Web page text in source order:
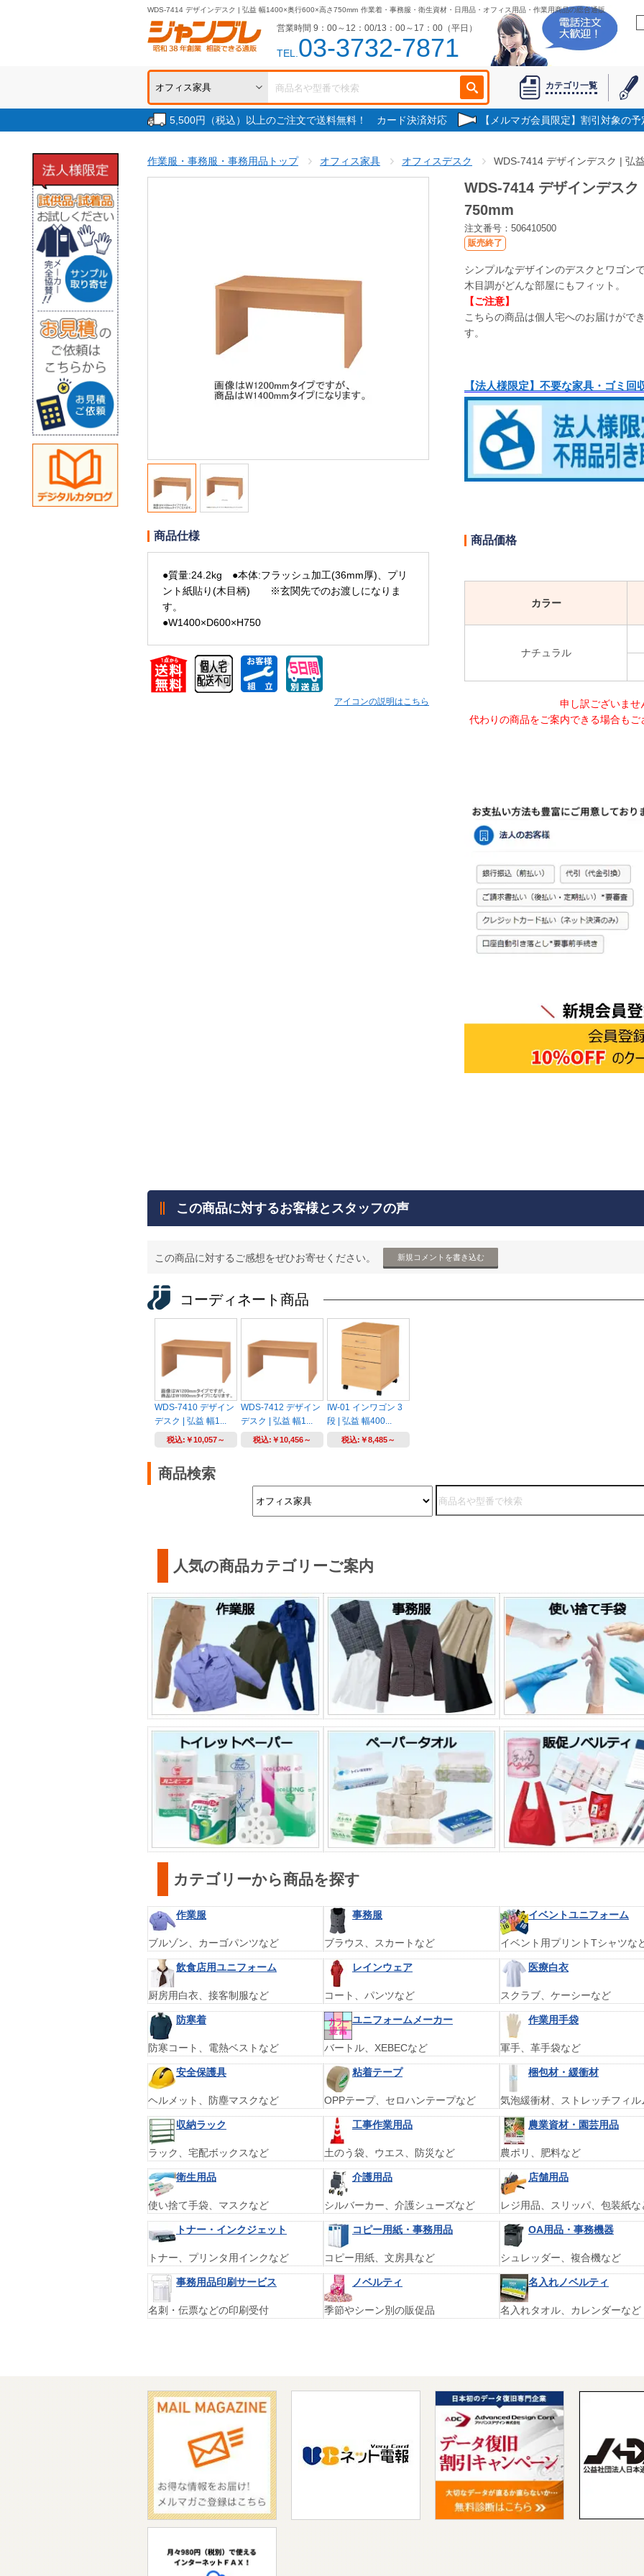
WDS-7414 デザインデスク | 弘益 幅1400×奥行600×高さ750mm 作業着・事務服・衛生資材・日用品・オフィス用品・作業用商品の総合通販
営業時間 9：00～12：00/13：00～17：00（平日）
TEL.03-3732-7871
カテゴリ一覧
5,500円（税込）以上のご注文で送料無料！ カード決済対応 【メルマガ会員限定】割引対象の
作業服・事務服・事務用品トップ オフィス家具 オフィスデスク WDS-7414 デザインデスク | 弘
商品仕様
●質量:24.2kg ●本体:フラッシュ加工(36mm厚)、プリ
ント紙貼り(木目柄) ※玄関先でのお渡しになりま
す。
●W1400×D600×H750
アイコンの説明はこちら
WDS-7414 デザインデス
750mm
注文番号：506410500
販売終了
シンプルなデザインのデスクとワゴン
木目調がどんな部屋にもフィット。
【ご注意】
こちらの商品は個人宅へのお届けがで
す。
【法人様限定】不要な家具・ゴミ回
商品価格
カラー
ナチュラル
申し訳ございませ
代わりの商品をご案内できる場合も
この商品に対するお客様とスタッフの声
この商品に対するご感想をぜひお寄せください。 新規コメントを書き込む
コーディネート商品
WDS-7410 デザイン
デスク | 弘益 幅1...
税込: ￥10,057～
WDS-7412 デザイン
デスク | 弘益 幅1...
税込: ￥10,456～
IW-01 インワゴン 3
段 | 弘益 幅400...
税込: ￥8,485～
商品検索
人気の商品カテゴリーご案内
カテゴリーから商品を探す
作業服
ブルゾン、カーゴパンツなど
事務服
ブラウス、スカートなど
イベントユニフォーム
イベント用プリントTシャツな
飲食店用ユニフォーム
厨房用白衣、接客制服など
レインウェア
コート、パンツなど
医療白衣
スクラブ、ケーシーなど
防寒着
防寒コート、電熱ベストなど
ユニフォームメーカー
バートル、XEBECなど
作業用手袋
軍手、革手袋など
安全保護具
ヘルメット、防塵マスクなど
粘着テープ
OPPテープ、セロハンテープなど
梱包材・緩衝材
気泡緩衝材、ストレッチフィル
収納ラック
ラック、宅配ボックスなど
工事作業用品
土のう袋、ウエス、防災など
農業資材・園芸用品
農ポリ、肥料など
衛生用品
使い捨て手袋、マスクなど
介護用品
シルバーカー、介護シューズなど
店舗用品
レジ用品、スリッパ、包装紙な
トナー・インクジェット
トナー、プリンタ用インクなど
コピー用紙・事務用品
コピー用紙、文房具など
OA用品・事務機器
シュレッダー、複合機など
事務用品印刷サービス
名刺・伝票などの印刷受付
ノベルティ
季節やシーン別の販促品
名入れノベルティ
名入れタオル、カレンダーなど